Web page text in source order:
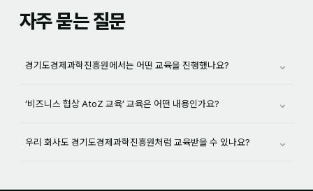
자주 묻는 질문
경기도경제과학진흥원에서는 어떤 교육을 진행했나요? ⌄
‘비즈니스 협상 AtoZ 교육’ 교육은 어떤 내용인가요? ⌄
우리 회사도 경기도경제과학진흥원처럼 교육받을 수 있나요? ⌄